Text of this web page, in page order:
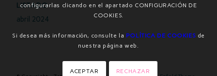
LISTADO
abril 2024
configurarlas clicando en el apartado CONFIGURACIÓN DE
COOKIES.
Si desea más información, consulte la POLÍTICA DE COOKIES de
nuestra página web.
ACEPTAR RECHAZAR